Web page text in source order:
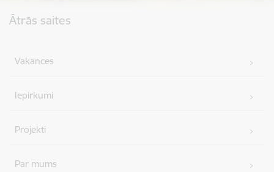
Ātrās saites
Vakances
Iepirkumi
Projekti
Par mums